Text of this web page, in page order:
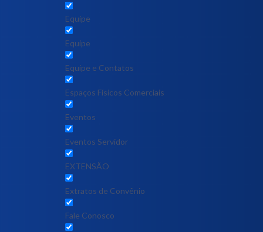
Equipe
Equipe
Equipe e Contatos
Espaços Físicos Comerciais
Eventos
Eventos Servidor
EXTENSÃO
Extratos de Convênio
Fale Conosco